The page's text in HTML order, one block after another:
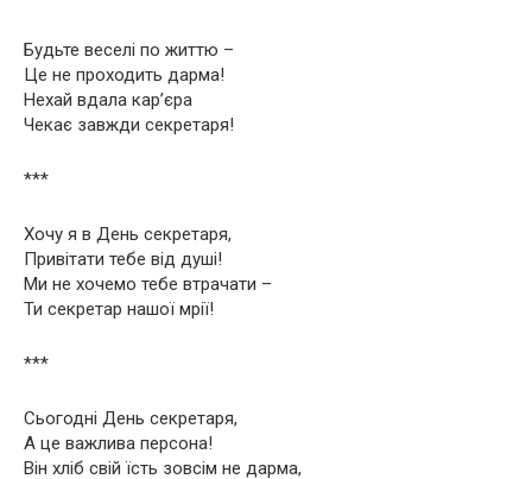
Будьте веселі по життю –
Це не проходить дарма!
Нехай вдала кар’єра
Чекає завжди секретаря!
***
Хочу я в День секретаря,
Привітати тебе від душі!
Ми не хочемо тебе втрачати –
Ти секретар нашої мрії!
***
Сьогодні День секретаря,
А це важлива персона!
Він хліб свій їсть зовсім не дарма,